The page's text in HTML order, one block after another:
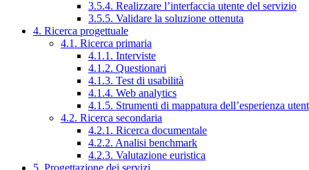
3.5.4. Realizzare l’interfaccia utente del servizio
3.5.5. Validare la soluzione ottenuta
4. Ricerca progettuale
4.1. Ricerca primaria
4.1.1. Interviste
4.1.2. Questionari
4.1.3. Test di usabilità
4.1.4. Web analytics
4.1.5. Strumenti di mappatura dell’esperienza
4.2. Ricerca secondaria
4.2.1. Ricerca documentale
4.2.2. Analisi benchmark
4.2.3. Valutazione euristica
5. Progettazione dei servizi